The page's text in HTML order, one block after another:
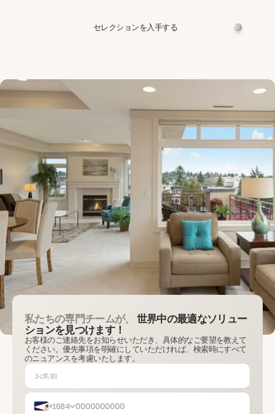
セレクションを入手する
私たちの専門チームが、
世界中の最適なソリュー
ションを見つけます！
お客様のご連絡先をお知らせいただき、具体的なご要望を教えて
ください。優先事項を明確にしていただければ、検索時にすべて
のニュアンスを考慮いたします。
+1684